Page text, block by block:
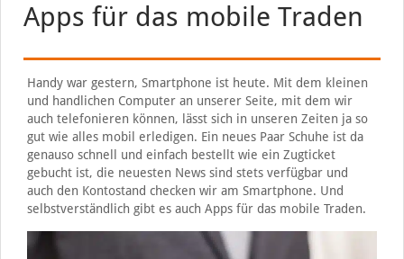
Apps für das mobile Traden
Handy war gestern, Smartphone ist heute. Mit dem kleinen
und handlichen Computer an unserer Seite, mit dem wir
auch telefonieren können, lässt sich in unseren Zeiten ja so
gut wie alles mobil erledigen. Ein neues Paar Schuhe ist da
genauso schnell und einfach bestellt wie ein Zugticket
gebucht ist, die neuesten News sind stets verfügbar und
auch den Kontostand checken wir am Smartphone. Und
selbstverständlich gibt es auch Apps für das mobile Traden.